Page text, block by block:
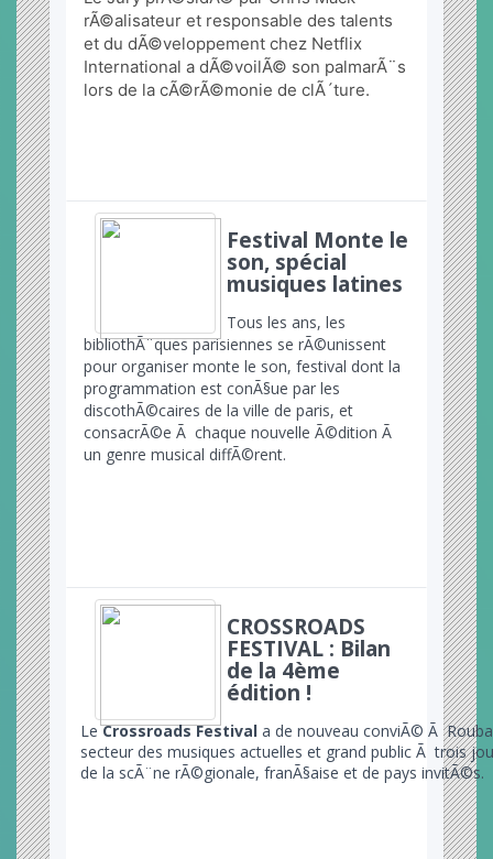
rÃ©alisateur et responsable des talents
et du dÃ©veloppement chez Netflix
International a dÃ©voilÃ© son palmarÃ¨s
lors de la cÃ©rÃ©monie de clÃ´ture.
Festival Monte le
son, spécial
musiques latines
Tous les ans, les
bibliothÃ¨ques parisiennes se rÃ©unissent
pour organiser monte le son, festival dont la
programmation est conÃ§ue par les
discothÃ©caires de la ville de paris, et
consacrÃ©e Ã chaque nouvelle Ã©dition Ã
un genre musical diffÃ©rent.
CROSSROADS
FESTIVAL : Bilan
de la 4ème
édition !
LeCrossroads Festival a de nouveau conviÃ© Ã
secteur des musiques actuelles et grand public Ã trois
de la scÃ¨ne rÃ©gionale, franÃ§aise et de pays invitÃ©s.